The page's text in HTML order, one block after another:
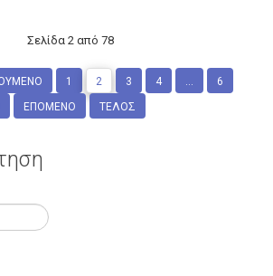
Σελίδα 2 από 78
1 2 3 4 ...
6
ΕΠΌΜΕΝΟ ΤΈΛΟΣ